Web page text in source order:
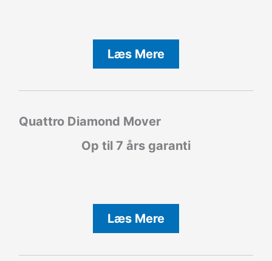
Læs Mere
Quattro Diamond Mover
Op til 7 års garanti
Læs Mere